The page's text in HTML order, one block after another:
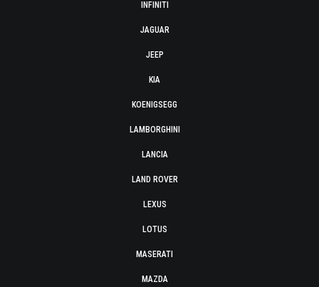
INFINITI
JAGUAR
JEEP
KIA
KOENIGSEGG
LAMBORGHINI
LANCIA
LAND ROVER
LEXUS
LOTUS
MASERATI
MAZDA